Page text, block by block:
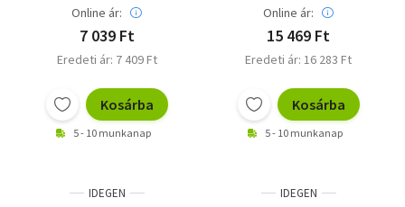
Online ár:
7 039 Ft
Eredeti ár: 7 409 Ft
Kosárba
5 - 10 munkanap
Online ár:
15 469 Ft
Eredeti ár: 16 283 Ft
Kosárba
5 - 10 munkanap
IDEGEN IDEGEN